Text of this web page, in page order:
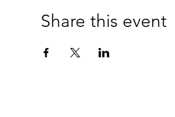
Share this event